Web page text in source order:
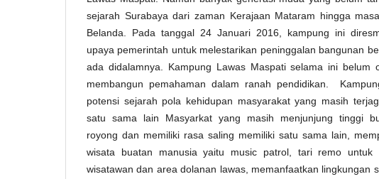
sejarah Surabaya dari zaman Kerajaan Mataram hingga
Belanda. Pada tanggal 24 Januari 2016, kampung ini
upaya pemerintah untuk melestarikan peninggalan bangunan
ada didalamnya. Kampung Lawas Maspati selama ini belum
membangun pemahaman dalam ranah pendidikan.
potensi sejarah pola kehidupan masyarakat yang masih
satu sama lain Masyarkat yang masih menjunjung tinggi
royong dan memiliki rasa saling memiliki satu sama lain,
wisata buatan manusia yaitu music patrol, tari remo untuk
wisatawan dan area dolanan lawas, memanfaatkan lingkungan